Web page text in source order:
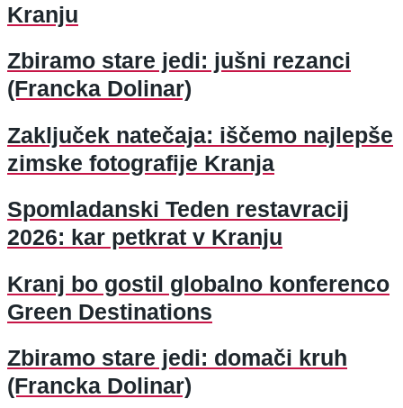
Kranju
Zbiramo stare jedi: jušni rezanci
(Francka Dolinar)
Zaključek natečaja: iščemo najlepše
zimske fotografije Kranja
Spomladanski Teden restavracij
2026: kar petkrat v Kranju
Kranj bo gostil globalno konferenco
Green Destinations
Zbiramo stare jedi: domači kruh
(Francka Dolinar)